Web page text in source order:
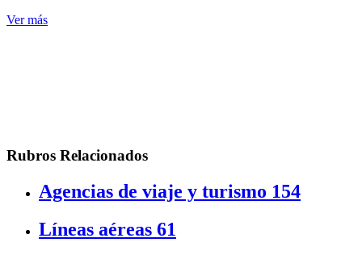
Ver más
Rubros Relacionados
Agencias de viaje y turismo 154
Líneas aéreas 61